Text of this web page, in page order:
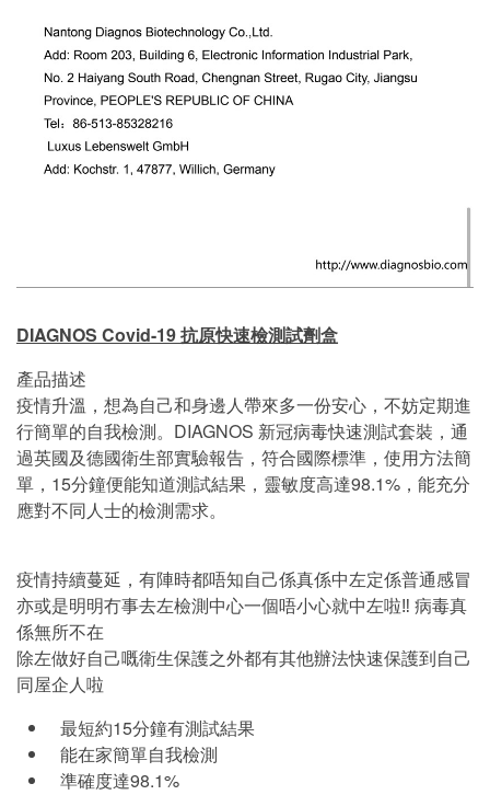
DIAGNOS Covid-19 抗原快速檢測試劑盒
產品描述
疫情升溫，想為自己和身邊人帶來多一份安心，不妨定期進
行簡單的自我檢測。DIAGNOS 新冠病毒快速測試套裝，通
過英國及德國衛生部實驗報告，符合國際標準，使用方法簡
單，15分鐘便能知道測試結果，靈敏度高達98.1%，能充分
應對不同人士的檢測需求。
疫情持續蔓延，有陣時都唔知自己係真係中左定係普通感冒
亦或是明明冇事去左檢測中心一個唔小心就中左啦‼️ 病毒真
係無所不在
除左做好自己嘅衛生保護之外都有其他辦法快速保護到自己
同屋企人啦
最短約15分鐘有測試結果
能在家簡單自我檢測
準確度達98.1%